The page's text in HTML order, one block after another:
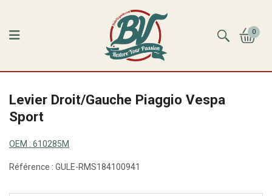
0
Levier Droit/Gauche Piaggio Vespa
Sport
OEM : 610285M
Référence : GULE-RMS184100941